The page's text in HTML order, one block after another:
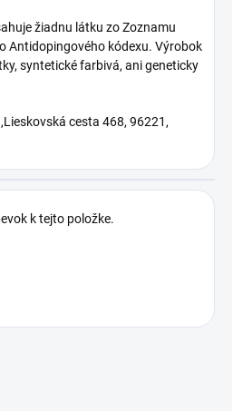
žiadnu látku zo Zoznamu
Antidopingového kódexu. Výrobok
syntetické farbivá, ani geneticky
cesta 468, 96221,
k tejto položke.